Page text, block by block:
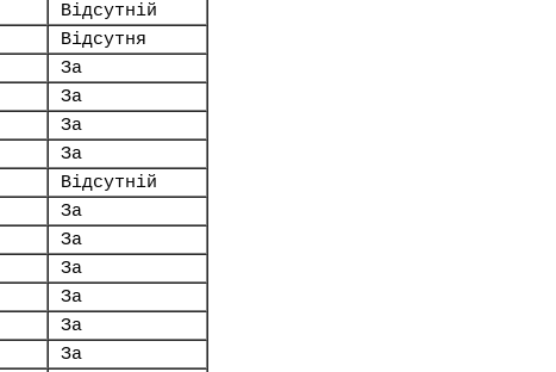
Відсутній
Відсутня
За
За
За
За
Відсутній
За
За
За
За
За
За